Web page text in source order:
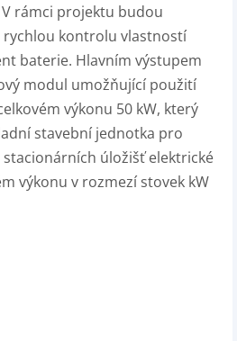
rámci projektu budou
kontrolu vlastností
baterie. Hlavním výstupem
modul umožňující použití
výkonu 50 kW, který
stavební jednotka pro
úložišť elektrické
výkonu v rozmezí stovek kW